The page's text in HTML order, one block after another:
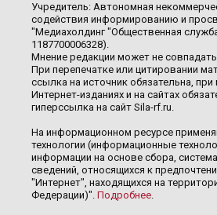
Учредитель: Автономная
содействия информированию и
"Медиахолдинг "Общественная
1187700006328).
Мнение редакции может не
При перепечатке или цитировании
ссылка на источник обязательна,
Интернет-изданиях и на сайтах
гиперссылка на сайт Sila-rf.ru.
На информационном ресурсе
технологии (информационные
информации на основе сбора,
сведений, относящихся к
"Интернет", находящихся на
Федерации)". Подробнее.